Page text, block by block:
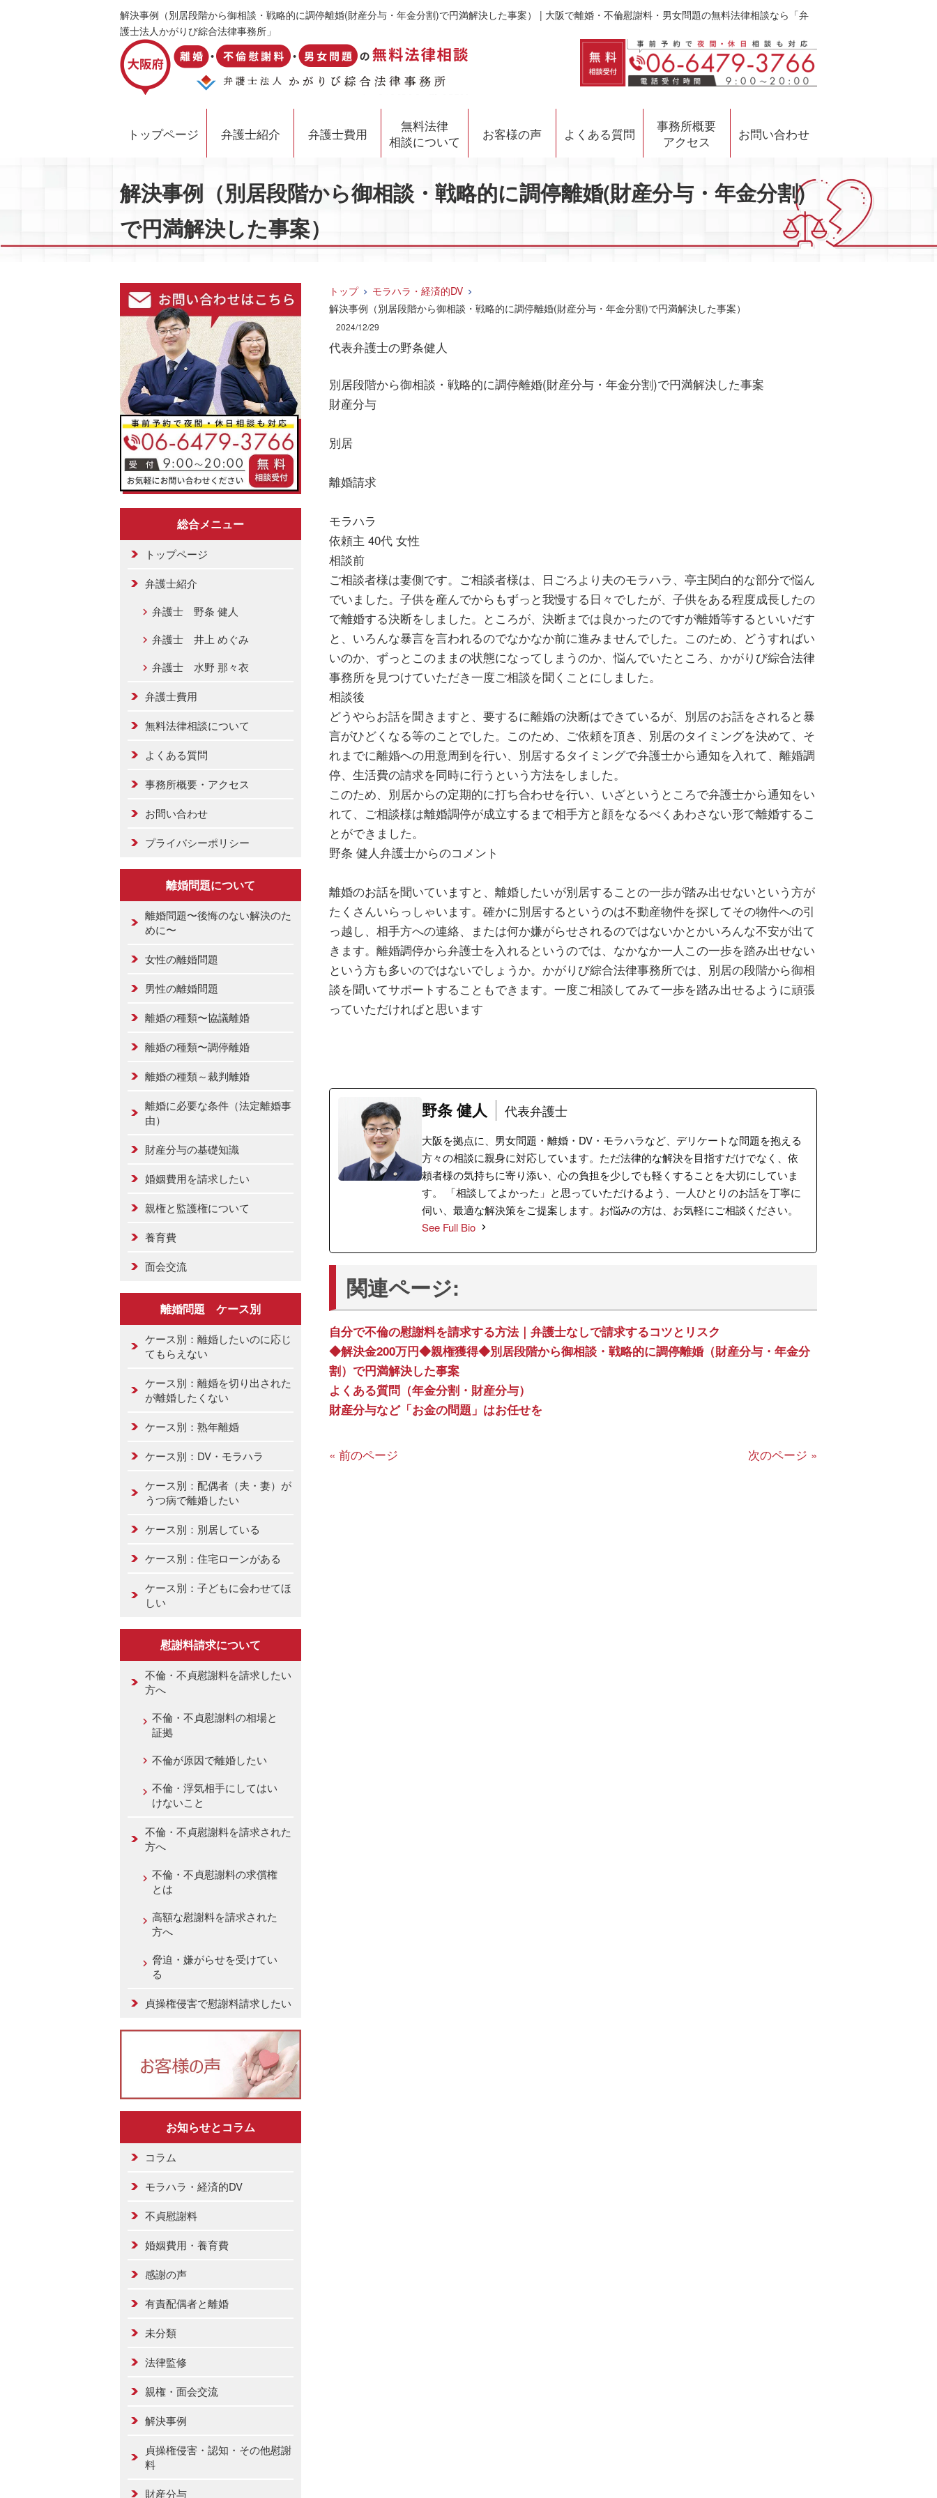
解決事例（別居段階から御相談・戦略的に調停離婚(財産分与・年金分割)で円満解決した事案） | 大阪で離婚・不倫慰謝料・男女問題の無料法律相談なら「弁
護士法人かがりび綜合法律事務所」
トップページ 弁護士紹介 弁護士費用
無料法律
相談について
お客様の声 よくある質問
事務所概要
アクセス
お問い合わせ
解決事例（別居段階から御相談・戦略的に調停離婚(財産分与・年金分割)
で円満解決した事案）
トップ
モラハラ・経済的DV
解決事例（別居段階から御相談・戦略的に調停離婚(財産分与・年金分割)で円満解決した事案）
2024/12/29
代表弁護士の野条健人
別居段階から御相談・戦略的に調停離婚(財産分与・年金分割)で円満解決した事案
財産分与
別居
離婚請求
モラハラ
依頼主 40代 女性
相談前
ご相談者様は妻側です。ご相談者様は、日ごろより夫のモラハラ、亭主関白的な部分で悩ん
でいました。子供を産んでからもずっと我慢する日々でしたが、子供をある程度成長したの
で離婚する決断をしました。ところが、決断までは良かったのですが離婚等するといいだす
と、いろんな暴言を言われるのでなかなか前に進みませんでした。このため、どうすればい
いのか、ずっとこのままの状態になってしまうのか、悩んでいたところ、かがりび綜合法律
事務所を見つけていただき一度ご相談を聞くことにしました。
相談後
どうやらお話を聞きますと、要するに離婚の決断はできているが、別居のお話をされると暴
言がひどくなる等のことでした。このため、ご依頼を頂き、別居のタイミングを決めて、そ
れまでに離婚への用意周到を行い、別居するタイミングで弁護士から通知を入れて、離婚調
停、生活費の請求を同時に行うという方法をしました。
このため、別居からの定期的に打ち合わせを行い、いざというところで弁護士から通知をい
れて、ご相談様は離婚調停が成立するまで相手方と顔をなるべくあわさない形で離婚するこ
とができました。
野条 健人弁護士からのコメント
離婚のお話を聞いていますと、離婚したいが別居することの一歩が踏み出せないという方が
たくさんいらっしゃいます。確かに別居するというのは不動産物件を探してその物件への引
っ越し、相手方への連絡、または何か嫌がらせされるのではないかとかいろんな不安が出て
きます。離婚調停から弁護士を入れるというのでは、なかなか一人この一歩を踏み出せない
という方も多いのではないでしょうか。かがりび綜合法律事務所では、別居の段階から御相
談を聞いてサポートすることもできます。一度ご相談してみて一歩を踏み出せるように頑張
っていただければと思います
野条 健人 代表弁護士
大阪を拠点に、男女問題・離婚・DV・モラハラなど、デリケートな問題を抱える
方々の相談に親身に対応しています。ただ法律的な解決を目指すだけでなく、依
頼者様の気持ちに寄り添い、心の負担を少しでも軽くすることを大切にしていま
す。 「相談してよかった」と思っていただけるよう、一人ひとりのお話を丁寧に
伺い、最適な解決策をご提案します。お悩みの方は、お気軽にご相談ください。
See Full Bio
関連ページ:
自分で不倫の慰謝料を請求する方法｜弁護士なしで請求するコツとリスク
◆解決金200万円◆親権獲得◆別居段階から御相談・戦略的に調停離婚（財産分与・年金分
割）で円満解決した事案
よくある質問（年金分割・財産分与）
財産分与など「お金の問題」はお任せを
« 前のページ 次のページ »
総合メニュー
トップページ
弁護士紹介
弁護士 野条 健人
弁護士 井上 めぐみ
弁護士 水野 那々衣
弁護士費用
無料法律相談について
よくある質問
事務所概要・アクセス
お問い合わせ
プライバシーポリシー
離婚問題について
離婚問題〜後悔のない解決のた
めに〜
女性の離婚問題
男性の離婚問題
離婚の種類〜協議離婚
離婚の種類〜調停離婚
離婚の種類～裁判離婚
離婚に必要な条件（法定離婚事
由）
財産分与の基礎知識
婚姻費用を請求したい
親権と監護権について
養育費
面会交流
離婚問題 ケース別
ケース別：離婚したいのに応じ
てもらえない
ケース別：離婚を切り出された
が離婚したくない
ケース別：熟年離婚
ケース別：DV・モラハラ
ケース別：配偶者（夫・妻）が
うつ病で離婚したい
ケース別：別居している
ケース別：住宅ローンがある
ケース別：子どもに会わせてほ
しい
慰謝料請求について
不倫・不貞慰謝料を請求したい
方へ
不倫・不貞慰謝料の相場と
証拠
不倫が原因で離婚したい
不倫・浮気相手にしてはい
けないこと
不倫・不貞慰謝料を請求された
方へ
不倫・不貞慰謝料の求償権
とは
高額な慰謝料を請求された
方へ
脅迫・嫌がらせを受けてい
る
貞操権侵害で慰謝料請求したい
お知らせとコラム
コラム
モラハラ・経済的DV
不貞慰謝料
婚姻費用・養育費
感謝の声
有責配偶者と離婚
未分類
法律監修
親権・面会交流
解決事例
貞操権侵害・認知・その他慰謝
料
財産分与